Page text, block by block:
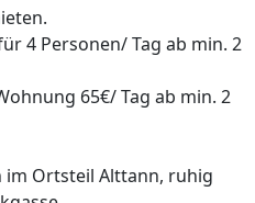
4 Personen/ Tag ab min. 2
65€/ Tag ab min. 2
im Ortsteil Alttann, ruhig